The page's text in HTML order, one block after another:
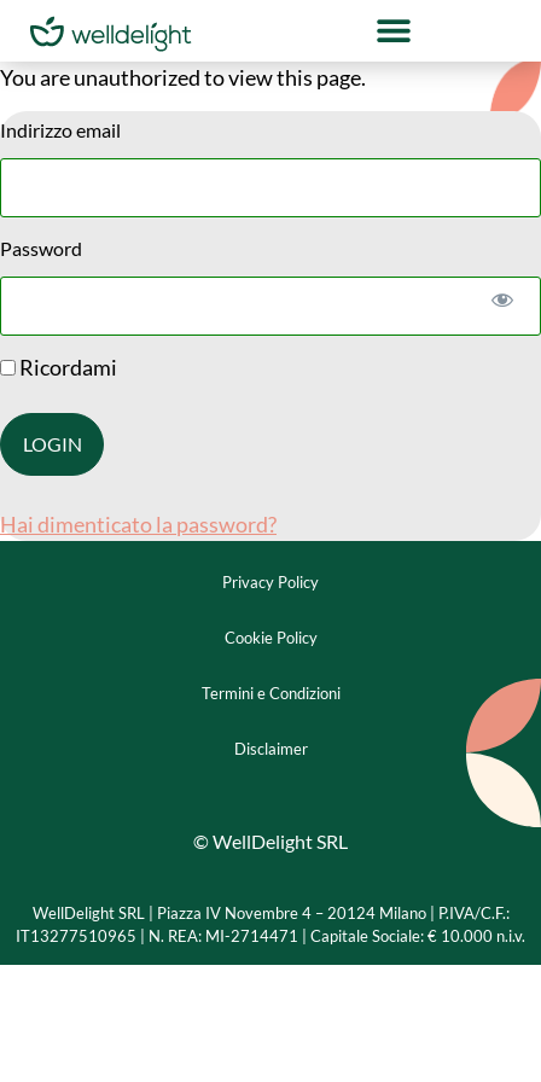
You are unauthorized to view this page.
Indirizzo email
Password
Ricordami
Hai dimenticato la password?
Privacy Policy
Cookie Policy
Termini e Condizioni
Disclaimer
© WellDelight SRL
WellDelight SRL | Piazza IV Novembre 4 – 20124 Milano | P.IVA/C.F.:
IT13277510965 | N. REA: MI-2714471 | Capitale Sociale: € 10.000 n.i.v.